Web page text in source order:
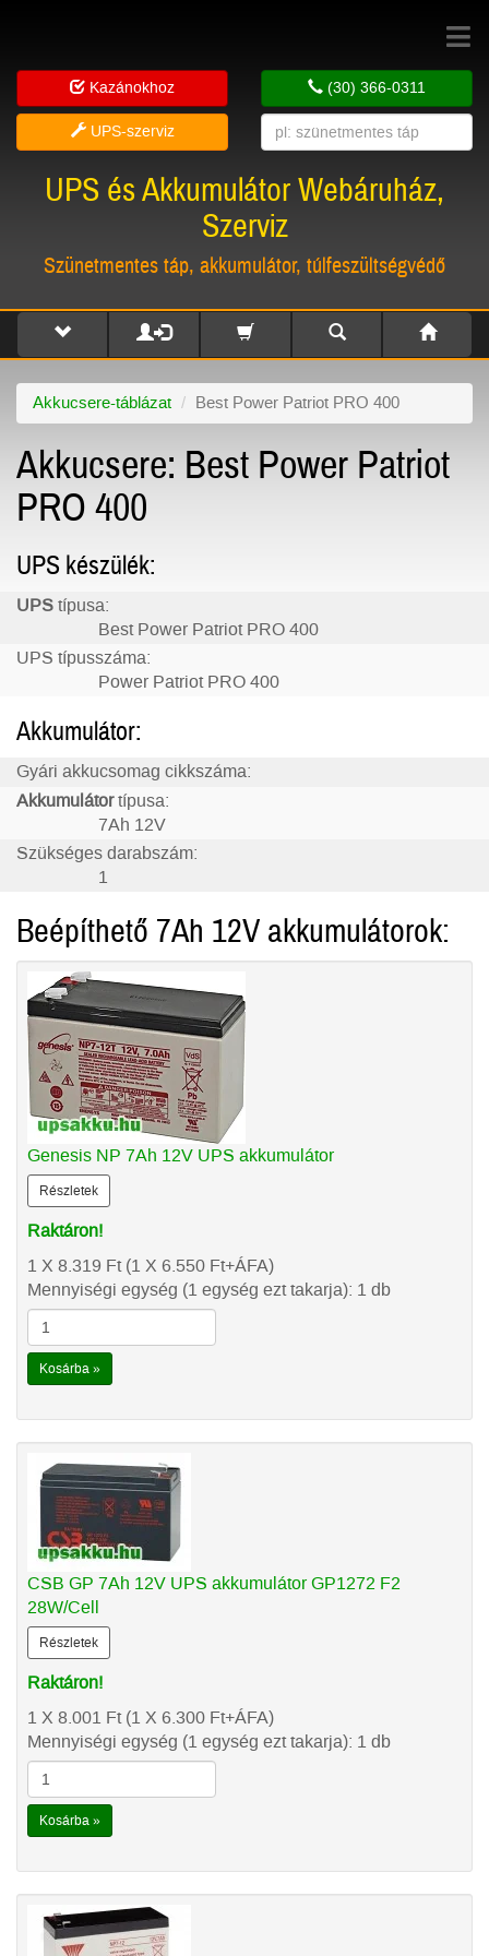
Toggle
Kazánokhoz
UPS-szerviz
(30) 366-0311
UPS és Akkumulátor Webáruház,
Szerviz
Szünetmentes táp, akkumulátor, túlfeszültségvédő
Akkucsere-táblázat Best Power Patriot PRO 400
Akkucsere: Best Power Patriot
PRO 400
UPS készülék:
UPS típusa:
Best Power Patriot PRO 400
UPS típusszáma:
Power Patriot PRO 400
Akkumulátor:
Gyári akkucsomag cikkszáma:
Akkumulátortípusa:
7Ah 12V
Szükséges darabszám:
1
Beépíthető 7Ah 12V akkumulátorok:
Genesis NP 7Ah 12V UPS akkumulátor
Részletek
Raktáron!
1 X 8.319 Ft(1 X 6.550 Ft+ÁFA)
Mennyiségi egység (1 egység ezt takarja): 1 db
Kosárba »
CSB GP 7Ah 12V UPS akkumulátor GP1272 F2
28W/Cell
Részletek
Raktáron!
1 X 8.001 Ft(1 X 6.300 Ft+ÁFA)
Mennyiségi egység (1 egység ezt takarja): 1 db
Kosárba »